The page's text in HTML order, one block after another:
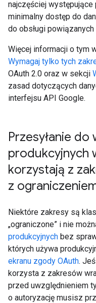
najczęściej
minimalny dostęp do
do obsługi powiązanych
Więcej informacji o tym
Wymagaj tylko tych
OAuth 2.0 oraz w sekcji
zasad dotyczących
interfejsu API Google.
Przesyłanie do
produkcyjnych
korzystają z
z
Niektóre zakresy są
„ograniczone” i nie
produkcyjnych bez
których używa
ekranu zgody OAuth.
korzysta z zakresów
przed uwzględnieniem
o autoryzację musisz